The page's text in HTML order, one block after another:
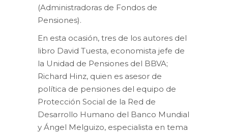
(Administradoras de Fondos de
Pensiones).
En esta ocasión, tres de los autores del
libro David Tuesta, economista jefe de
la Unidad de Pensiones del BBVA;
Richard Hinz, quien es asesor de
política de pensiones del equipo de
Protección Social de la Red de
Desarrollo Humano del Banco Mundial
y Ángel Melguizo, especialista en tema